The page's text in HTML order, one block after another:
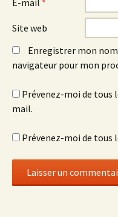
Site web
Enregistrer mon
navigateur pour mon
Prévenez-moi de tous
mail.
Prévenez-moi de tous